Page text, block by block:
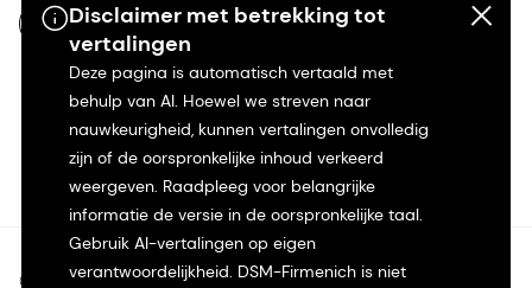
Disclaimer met betrekking tot
vertalingen
Deze pagina is automatisch vertaald met
behulp van AI. Hoewel we streven naar
nauwkeurigheid, kunnen vertalingen onvolledig
zijn of de oorspronkelijke inhoud verkeerd
weergeven. Raadpleeg voor belangrijke
informatie de versie in de oorspronkelijke taal.
Gebruik AI-vertalingen op eigen
verantwoordelijkheid. DSM-Firmenich is niet
NL-NL
©2026 dsm-firmenich. Alle rechten voorbehouden.